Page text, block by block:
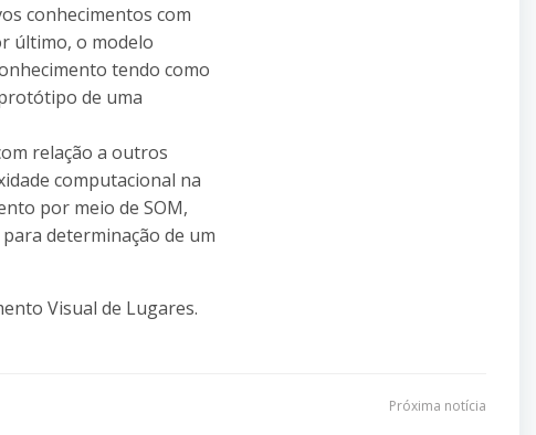
conhecimentos com
último, o modelo
tendo como
de uma
relação a outros
computacional na
por meio de SOM,
determinação de um
Visual de Lugares.
Próxima notícia